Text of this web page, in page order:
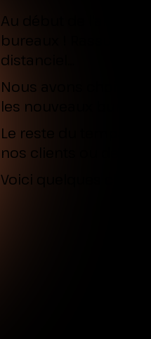
Au début de l’année
bureaux ! Rassurez-
distanciel…
Nous avons choisi
les nouveaux
Le reste du temps,
nos clients ou depuis
Voici quelques